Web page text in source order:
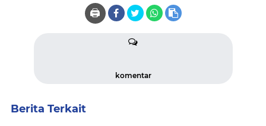
🖨️
komentar
Berita Terkait